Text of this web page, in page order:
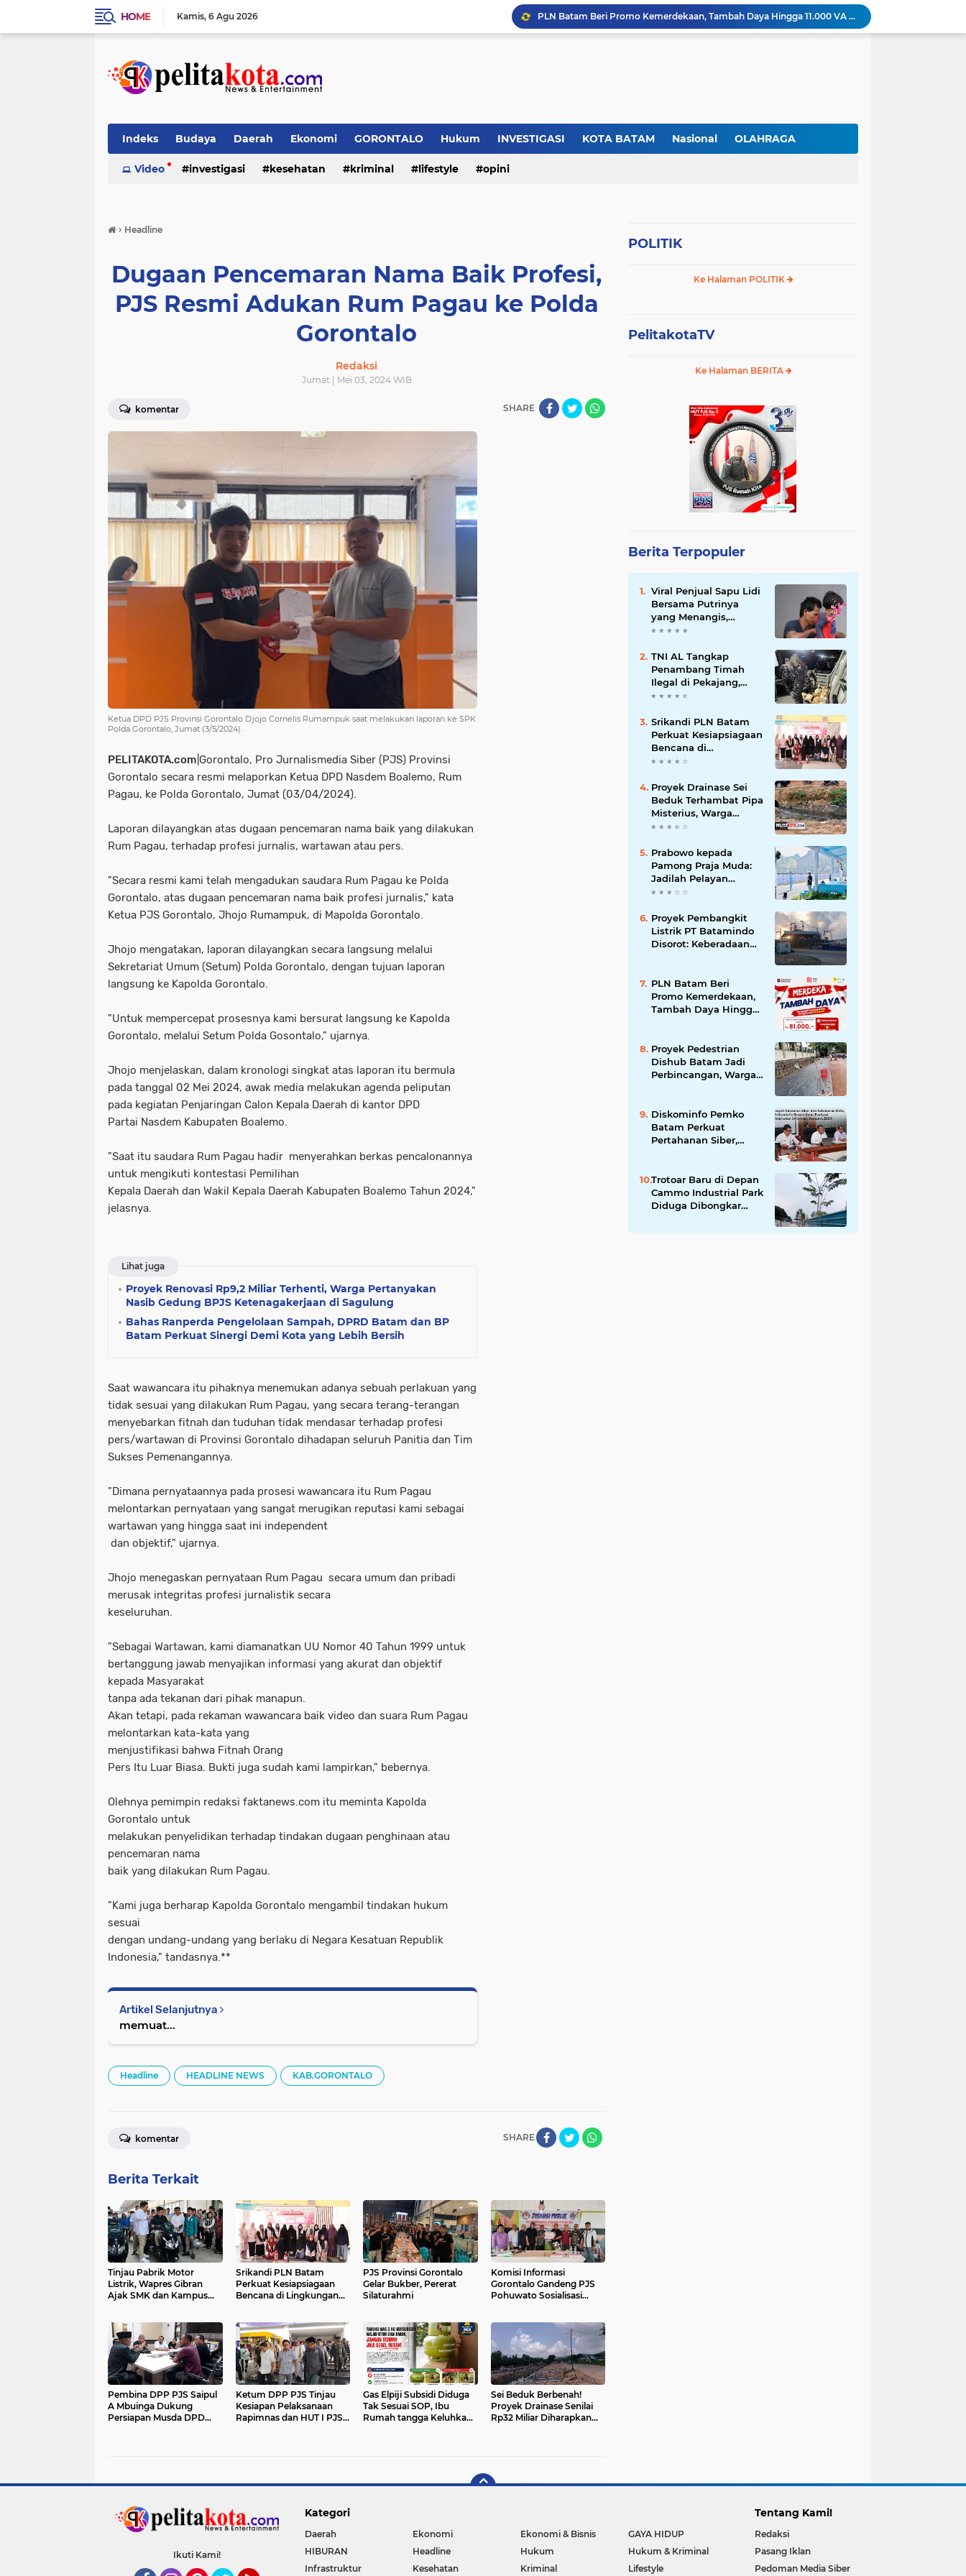
HOME Kamis 6 Agu 2026
PLN Batam Beri Promo Kemerdekaan, Tambah Daya Hingga 11.000 VA Hanya Rp81 Ribu
TNI AL Tangkap Penambang Timah Ilegal di Pekajang, Diharapkan Ungkap Jaringan hingga Dalang Utama
Viral Penjual Sapu Lidi Bersama Putrinya yang Menangis, Tamparan Keras di Tengah Maraknya Korupsi
Indeks Budaya Daerah Ekonomi GORONTALO Hukum INVESTIGASI KOTA BATAM Nasional OLAHRAGA
Pendidikan Politik Sosial
Video investigasi kesehatan kriminal lifestyle opini
› Headline
Dugaan Pencemaran Nama Baik Profesi,
PJS Resmi Adukan Rum Pagau ke Polda
Gorontalo
Redaksi
Jumat | Mei 03, 2024 WIB
komentar SHARE
Ketua DPD PJS Provinsi Gorontalo Djojo Cornelis Rumampuk saat melakukan laporan ke SPK
Polda Gorontalo, Jumat (3/5/2024).
PELITAKOTA.com |Gorontalo, Pro Jurnalismedia Siber (PJS) Provinsi
Gorontalo secara resmi melaporkan Ketua DPD Nasdem Boalemo, Rum
Pagau, ke Polda Gorontalo, Jumat (03/04/2024).
Laporan dilayangkan atas dugaan pencemaran nama baik yang dilakukan
Rum Pagau, terhadap profesi jurnalis, wartawan atau pers.
"Secara resmi kami telah mengadukan saudara Rum Pagau ke Polda
Gorontalo, atas dugaan pencemaran nama baik profesi jurnalis," kata
Ketua PJS Gorontalo, Jhojo Rumampuk, di Mapolda Gorontalo.
Jhojo mengatakan, laporan dilayangkan secara langsung melalui
Sekretariat Umum (Setum) Polda Gorontalo, dengan tujuan laporan
langsung ke Kapolda Gorontalo.
"Untuk mempercepat prosesnya kami bersurat langsung ke Kapolda
Gorontalo, melalui Setum Polda Gosontalo," ujarnya.
Jhojo menjelaskan, dalam kronologi singkat atas laporan itu bermula
pada tanggal 02 Mei 2024, awak media melakukan agenda peliputan
pada kegiatan Penjaringan Calon Kepala Daerah di kantor DPD
Partai Nasdem Kabupaten Boalemo.
"Saat itu saudara Rum Pagau hadir menyerahkan berkas pencalonannya
untuk mengikuti kontestasi Pemilihan
Kepala Daerah dan Wakil Kepala Daerah Kabupaten Boalemo Tahun 2024,"
jelasnya.
Lihat juga
Proyek Renovasi Rp9,2 Miliar Terhenti, Warga Pertanyakan
Nasib Gedung BPJS Ketenagakerjaan di Sagulung
Bahas Ranperda Pengelolaan Sampah, DPRD Batam dan BP
Batam Perkuat Sinergi Demi Kota yang Lebih Bersih
Saat wawancara itu pihaknya menemukan adanya sebuah perlakuan yang
tidak sesuai yang dilakukan Rum Pagau, yang secara terang-terangan
menyebarkan fitnah dan tuduhan tidak mendasar terhadap profesi
pers/wartawan di Provinsi Gorontalo dihadapan seluruh Panitia dan Tim
Sukses Pemenangannya.
"Dimana pernyataannya pada prosesi wawancara itu Rum Pagau
melontarkan pernyataan yang sangat merugikan reputasi kami sebagai
wartawan yang hingga saat ini independent
dan objektif," ujarnya.
Jhojo menegaskan pernyataan Rum Pagau secara umum dan pribadi
merusak integritas profesi jurnalistik secara
keseluruhan.
"Sebagai Wartawan, kami diamanatkan UU Nomor 40 Tahun 1999 untuk
bertanggung jawab menyajikan informasi yang akurat dan objektif
kepada Masyarakat
tanpa ada tekanan dari pihak manapun.
Akan tetapi, pada rekaman wawancara baik video dan suara Rum Pagau
melontarkan kata-kata yang
menjustifikasi bahwa Fitnah Orang
Pers Itu Luar Biasa. Bukti juga sudah kami lampirkan," bebernya.
Olehnya pemimpin redaksi faktanews.com itu meminta Kapolda
Gorontalo untuk
melakukan penyelidikan terhadap tindakan dugaan penghinaan atau
pencemaran nama
baik yang dilakukan Rum Pagau.
"Kami juga berharap Kapolda Gorontalo mengambil tindakan hukum
sesuai
dengan undang-undang yang berlaku di Negara Kesatuan Republik
Indonesia," tandasnya.**
Artikel Selanjutnya
memuat...
Headline HEADLINE NEWS KAB.GORONTALO
SHARE
komentar
Berita Terkait
Tinjau Pabrik Motor
Listrik, Wapres Gibran
Ajak SMK dan Kampus
Srikandi PLN Batam
Perkuat Kesiapsiagaan
Bencana di Lingkungan
PJS Provinsi Gorontalo
Gelar Bukber, Pererat
Silaturahmi
Komisi Informasi
Gorontalo Gandeng PJS
Pohuwato Sosialisasi
Pembina DPP PJS Saipul
A Mbuinga Dukung
Persiapan Musda DPD
Ketum DPP PJS Tinjau
Kesiapan Pelaksanaan
Rapimnas dan HUT I PJS
Gas Elpiji Subsidi Diduga
Tak Sesuai SOP, Ibu
Rumah tangga Keluhkan
Sei Beduk Berbenah!
Proyek Drainase Senilai
Rp32 Miliar Diharapkan
POLITIK
Ke Halaman POLITIK
PelitakotaTV
Ke Halaman BERITA
Berita Terpopuler
Viral Penjual Sapu Lidi
Bersama Putrinya
yang Menangis,
Tamparan Keras di
Korupsi
TNI AL Tangkap
Penambang Timah
Ilegal di Pekajang,
Diharapkan Ungkap
Dalang Utama
Srikandi PLN Batam
Perkuat Kesiapsiagaan
Bencana di
Lingkungan
APAR dan Rambu K3
Proyek Drainase Sei
Beduk Terhambat Pipa
Misterius, Warga
Desak Pemerintah
Air
Prabowo kepada
Pamong Praja Muda:
Jadilah Pelayan
Rakyat yang Jujur,
Korupsi
Proyek Pembangkit
Listrik PT Batamindo
Disorot: Keberadaan
Wartawan Jadi
Perhatian
PLN Batam Beri
Promo Kemerdekaan,
Tambah Daya Hingga
Proyek Pedestrian
Dishub Batam Jadi
Perbincangan, Warga
Penggunaan APBD
Diskominfo Pemko
Batam Perkuat
Pertahanan Siber,
Informasi Pemerintah
Trotoar Baru di Depan
Cammo Industrial Park
Diduga Dibongkar
Ikuti Kami!
Kategori
Daerah Ekonomi Ekonomi & Bisnis
GAYA HIDUP
HIBURAN
Headline Hukum
Hukum & Kriminal
Infrastruktur
Kesehatan Kriminal Lifestyle
Tentang Kami!
Redaksi
Pasang Iklan
Pedoman Media Siber